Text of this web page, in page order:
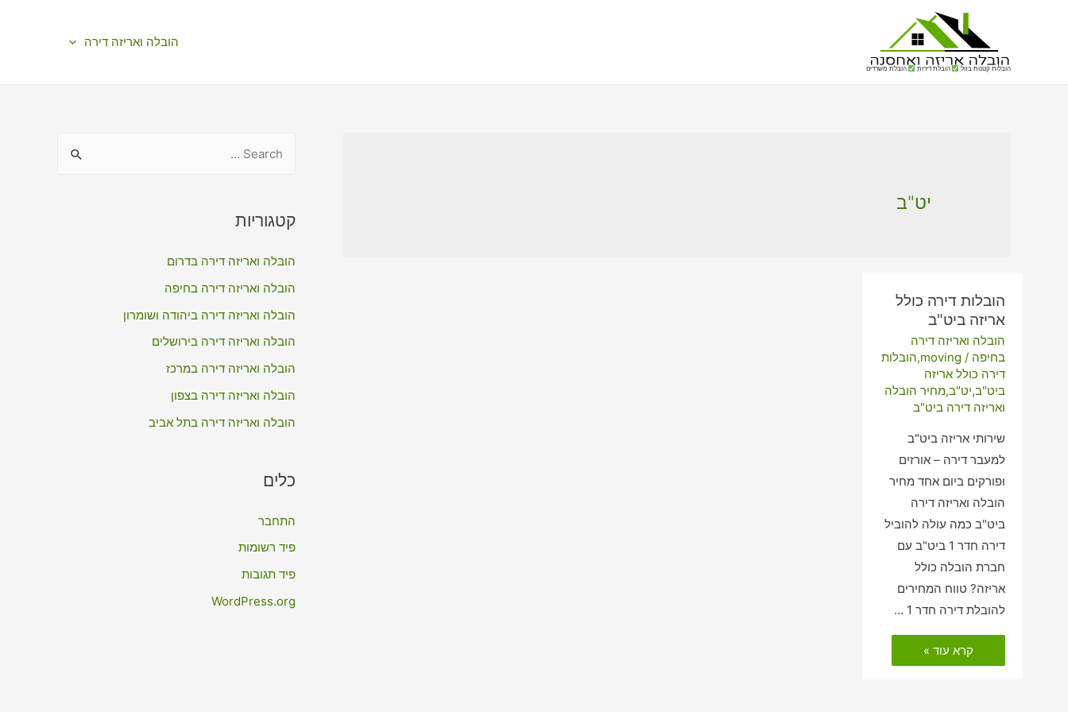
הובלות קטנות בזול הובלת דירות הובלת משרדים
הובלה ואריזה דירה
יט"ב
הובלות דירה כולל
אריזה ביט"ב
הובלה ואריזה דירה
בחיפה /
moving
,הובלות
דירה כולל אריזה
ביט"ב,יט"ב,מחיר הובלה
ואריזה דירה ביט"ב
שירותי אריזה ביט"ב
למעבר דירה – אורזים
ופורקים ביום אחד מחיר
הובלה ואריזה דירה
ביט"ב כמה עולה להוביל
דירה חדר 1 ביט"ב עם
חברת הובלה כולל
אריזה? טווח המחירים
להובלת דירה חדר 1 …
הובלות
דירה
כולל
קרא עוד »
r
h
f
o
קטגוריות
הובלה ואריזה דירה בדרום
הובלה ואריזה דירה בחיפה
הובלה ואריזה דירה ביהודה ושומרון
הובלה ואריזה דירה בירושלים
הובלה ואריזה דירה במרכז
הובלה ואריזה דירה בצפון
הובלה ואריזה דירה בתל אביב
כלים
התחבר
פיד רשומות
פיד תגובות
WordPress.org